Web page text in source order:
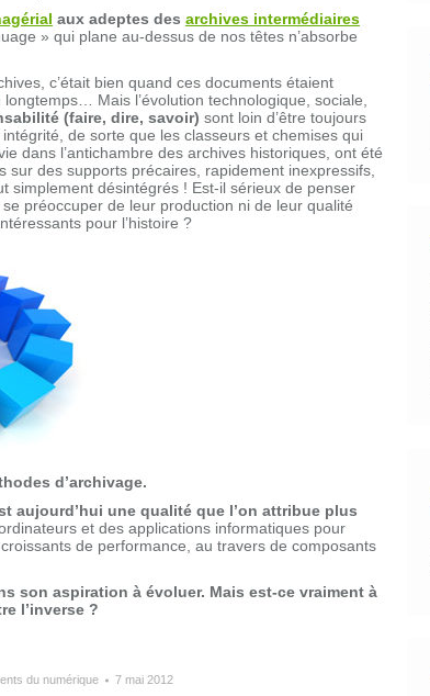
aux adeptes des archives intermédiaires
» qui plane au-dessus de nos têtes n’absorbe
c’était bien quand ces documents étaient
Mais l’évolution technologique, sociale,
(faire, dire, savoir) sont loin d’être toujours
de sorte que les classeurs et chemises qui
dans l’antichambre des archives historiques, ont été
des supports précaires, rapidement inexpressifs,
simplement désintégrés ! Est-il sérieux de penser
préoccuper de leur production ni de leur qualité
pour l’histoire ?
d’archivage.
aujourd’hui une qualité que l’on attribue plus
et des applications informatiques pour
de performance, au travers de composants
son aspiration à évoluer. Mais est-ce vraiment à
l’inverse ?
du numérique 7 mai 2012